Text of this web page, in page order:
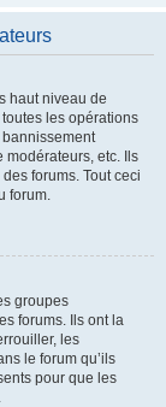
haut niveau de
les opérations
modérateurs, etc. Ils
forums. Tout ceci
forum.
groupes
forums. Ils ont la
les
le forum qu’ils
pour que les